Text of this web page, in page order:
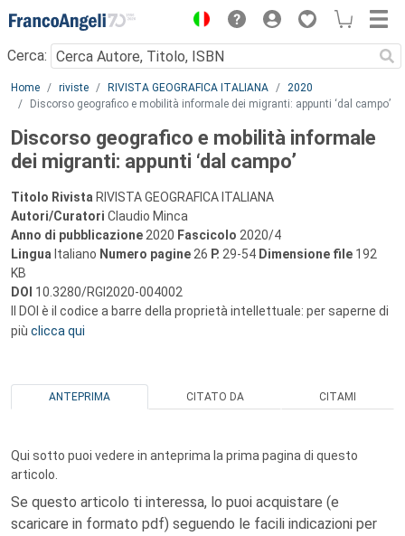
Menu
Cerca:
Main content
Home riviste RIVISTA GEOGRAFICA ITALIANA
2020
Discorso geografico e mobilità informale dei migranti: appunti ‘dal campo’
Discorso geografico e mobilità informale
dei migranti: appunti ‘dal campo’
Titolo Rivista RIVISTA GEOGRAFICA ITALIANA
Autori/Curatori Claudio Minca
Anno di pubblicazione 2020 Fascicolo 2020/4
Lingua Italiano Numero pagine 26 P. 29-54 Dimensione file 192
KB
DOI 10.3280/RGI2020-004002
Il DOI è il codice a barre della proprietà intellettuale: per saperne di
più clicca qui
ANTEPRIMA CITATO DA CITAMI
Qui sotto puoi vedere in anteprima la prima pagina di questo
articolo.
Se questo articolo ti interessa, lo puoi acquistare (e
scaricare in formato pdf) seguendo le facili indicazioni per